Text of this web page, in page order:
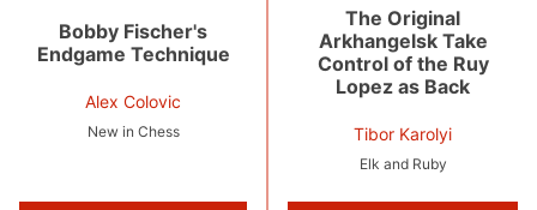
Bobby Fischer's
Endgame Technique
Alex Colovic
New in Chess
The Original
Arkhangelsk Take
Control of the Ruy
Lopez as Back
Tibor Karolyi
Elk and Ruby